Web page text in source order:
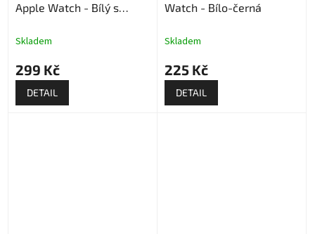
Apple Watch - Bílý s
Skladem
299 Kč
DETAIL
Watch - Bílo-černá
Skladem
225 Kč
DETAIL